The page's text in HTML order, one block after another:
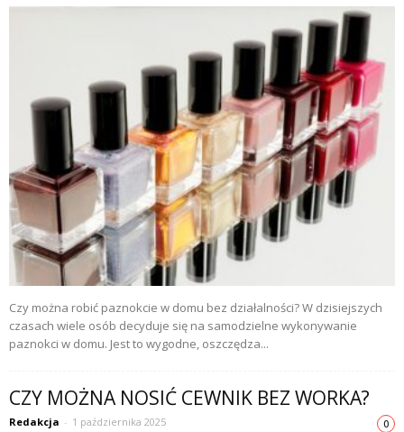
Czy można robić paznokcie w domu bez działalności? W dzisiejszych
czasach wiele osób decyduje się na samodzielne wykonywanie
paznokci w domu. Jest to wygodne, oszczędza...
CZY MOŻNA NOSIĆ CEWNIK BEZ WORKA?
Redakcja - 1 października 2025 0